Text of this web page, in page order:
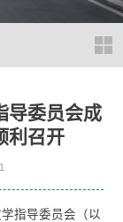
导委员会成
利召开
指导委员会（以